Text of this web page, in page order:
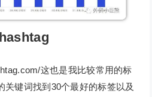
这也是我比较常用的标
关键词找到30个最好的标签以及